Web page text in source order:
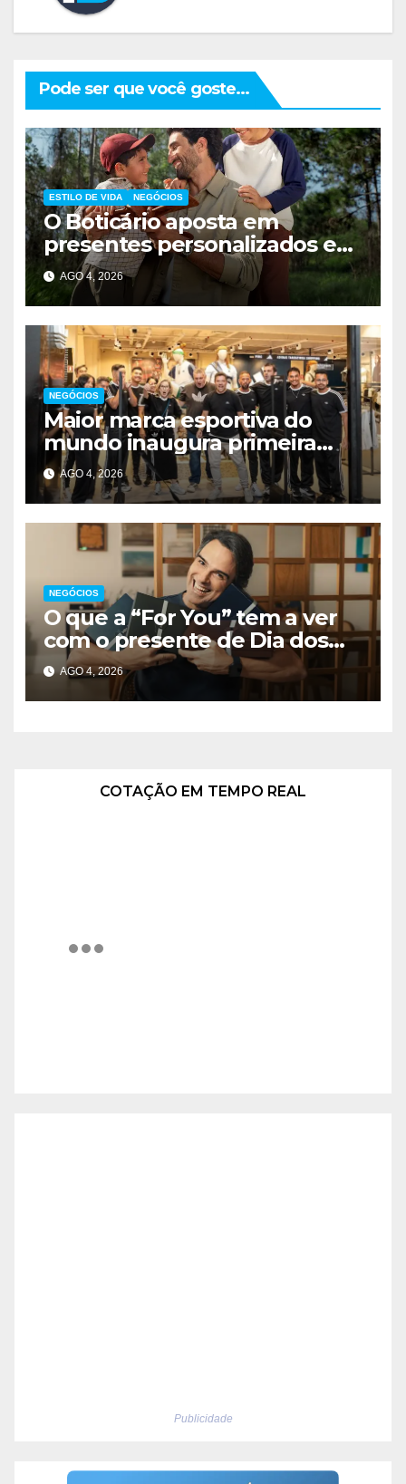
Pode ser que você goste...
ESTILO DE VIDA NEGÓCIOS
O Boticário aposta em
presentes personalizados e
descontos para conquistar
consumidores no Dia dos Pais
AGO 4, 2026
NEGÓCIOS
Maior marca esportiva do
mundo inaugura primeira
unidade em importante
região do DF
AGO 4, 2026
NEGÓCIOS
O que a “For You” tem a ver
com o presente de Dia dos
Pais? Campanha aposta nas
trends para aproximar
gerações
AGO 4, 2026
COTAÇÃO EM TEMPO REAL
Publicidade